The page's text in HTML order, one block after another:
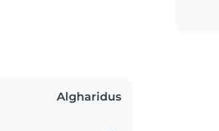
Algharidus